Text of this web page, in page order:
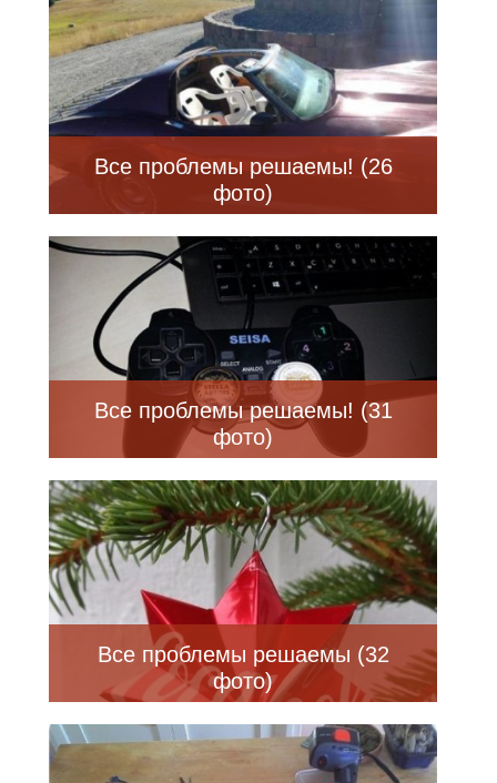
Все проблемы решаемы! (26
фото)
Все проблемы решаемы! (31
фото)
Все проблемы решаемы (32
фото)